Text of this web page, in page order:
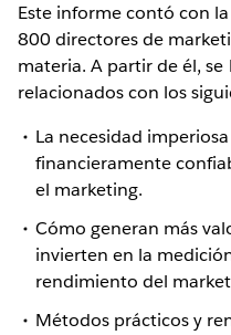
Este informe contó con
800 directores de
materia. A partir de él,
relacionados con los
La necesidad
financieramente
el marketing.
Cómo generan más
invierten en la
rendimiento del
Métodos prácticos y